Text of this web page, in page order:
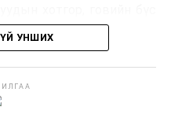
хэм, бусад нутгаар 27-
ОРЧМООР:
Салхи баруун
УНШИХ